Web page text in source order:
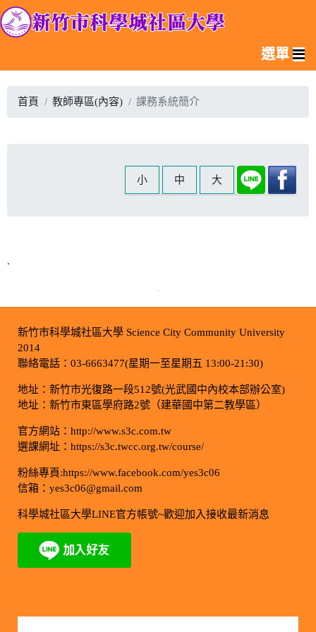
選單
首頁 教師專區(內容) 課務系統簡介
小 中 大
.
新竹市科學城社區大學 Science City Community University
2014
聯絡電話：03-6663477(星期一至星期五 13:00-21:30)
地址：新竹市光復路一段512號(光武國中內校本部辦公室)
地址：新竹市東區學府路2號（建華國中第二教學區）
官方網站：http://www.s3c.com.tw
選課網址：https://s3c.twcc.org.tw/course/
粉絲專頁:https://www.facebook.com/yes3c06
信箱：yes3c06@gmail.com
科學城社區大學LINE官方帳號~歡迎加入接收最新消息